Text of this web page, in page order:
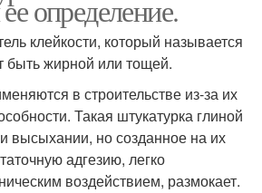
определение.
клейкости, который называется
быть жирной или тощей.
в строительстве из-за их
Такая штукатурка глиной
высыхании, но созданное на их
адгезию, легко
воздействием, размокает.